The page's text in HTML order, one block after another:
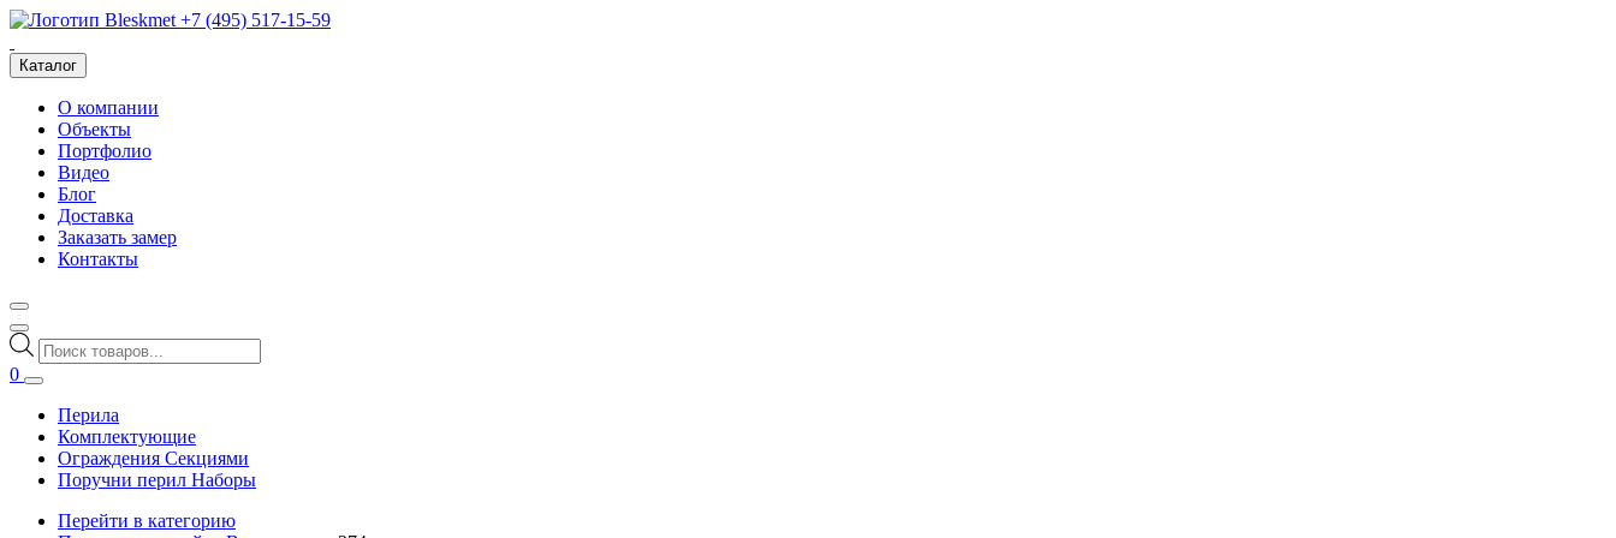
+7 (495) 517-15-59
Каталог
О компании
Объекты
Портфолио
Видео
Блог
Доставка
Заказать замер
Контакты
Поиск
товаров
0
Перила
Комплектующие
Ограждения Секциями
Поручни перил Наборы
Перейти в категорию